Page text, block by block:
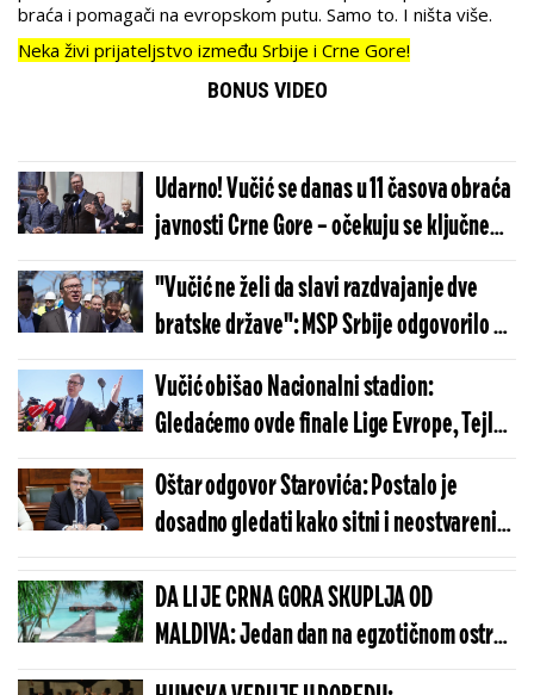
braća i pomagači na evropskom putu. Samo to. I ništa više.
Neka živi prijateljstvo između Srbije i Crne Gore!
BONUS VIDEO
Udarno! Vučić se danas u 11 časova obraća
javnosti Crne Gore – očekuju se ključne
poruke
"Vučić ne želi da slavi razdvajanje dve
bratske države": MSP Srbije odgovorilo na
napade iz Crne Gore
Vučić obišao Nacionalni stadion:
Gledaćemo ovde finale Lige Evrope, Tejlor
Svift i mnoge druge zvezde
Oštar odgovor Starovića: Postalo je
dosadno gledati kako sitni i neostvareni
političari, poput osica, uporno peckaju
Vučića
DA LI JE CRNA GORA SKUPLJA OD
MALDIVA: Jedan dan na egzotičnom ostrvu
može da košta manje nego u Budvi